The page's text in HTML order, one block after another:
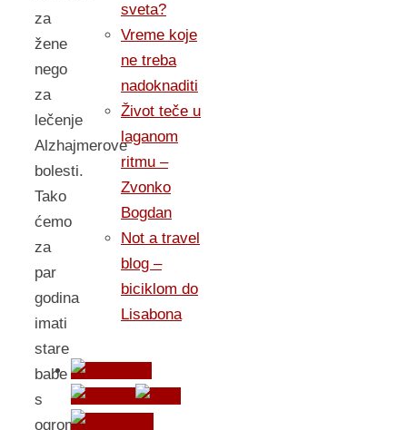
za
žene
nego
za
lečenje
Alzhajmerove
bolesti.
Tako
ćemo
za
par
godina
imati
stare
babe
s
ogromnim
sveta?
Vreme koje
ne treba
nadoknaditi
Život teče u
laganom
ritmu –
Zvonko
Bogdan
Not a travel
blog –
biciklom do
Lisabona